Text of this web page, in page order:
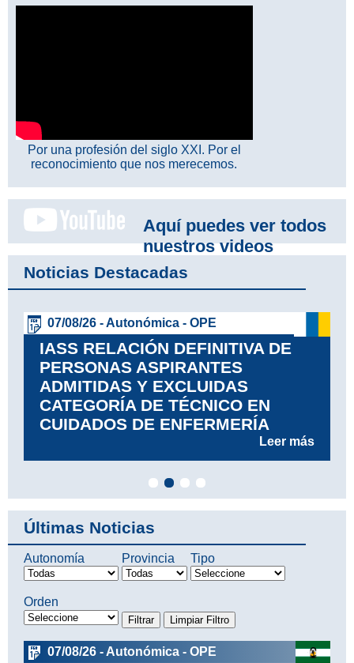
Por una profesión del siglo XXI. Por el
reconocimiento que nos merecemos.
Aquí puedes ver todos
nuestros videos
Noticias Destacadas
07/08/26 - Autonómica - OPE
IASS RELACIÓN DEFINITIVA DE
PERSONAS ASPIRANTES
ADMITIDAS Y EXCLUIDAS
CATEGORÍA DE TÉCNICO EN
CUIDADOS DE ENFERMERÍA
Leer más
Últimas Noticias
Autonomía Provincia Tipo
Orden
07/08/26 - Autonómica - OPE